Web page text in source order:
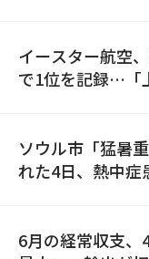
イースター航空
で1位を記録…「
ソウル市「猛暑
れた4日、熱中症
6月の経常収支